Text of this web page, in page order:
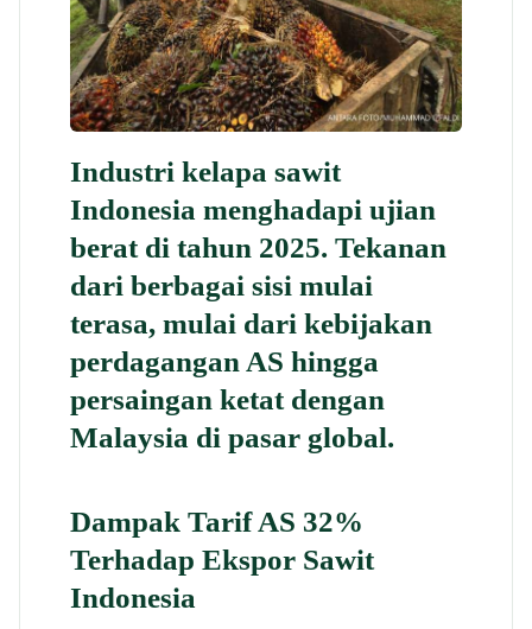
Industri kelapa sawit
Indonesia menghadapi ujian
berat di tahun 2025. Tekanan
dari berbagai sisi mulai
terasa, mulai dari kebijakan
perdagangan AS hingga
persaingan ketat dengan
Malaysia di pasar global.
Dampak Tarif AS 32%
Terhadap Ekspor Sawit
Indonesia